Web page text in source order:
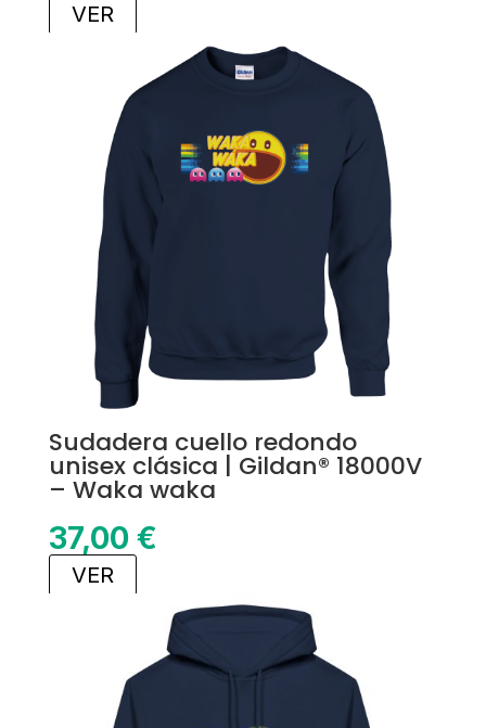
VER
Sudadera cuello redondo
unisex clásica | Gildan® 18000V
– Waka waka
37,00 €
VER